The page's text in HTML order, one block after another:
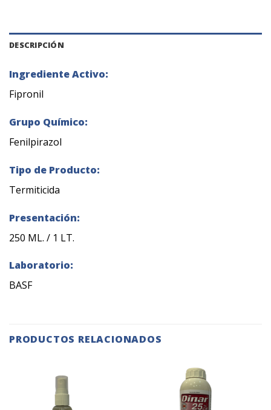
DESCRIPCIÓN
Ingrediente Activo:
Fipronil
Grupo Químico:
Fenilpirazol
Tipo de Producto:
Termiticida
Presentación:
250 ML. / 1 LT.
Laboratorio:
BASF
PRODUCTOS RELACIONADOS